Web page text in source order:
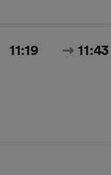
11:19 11:43